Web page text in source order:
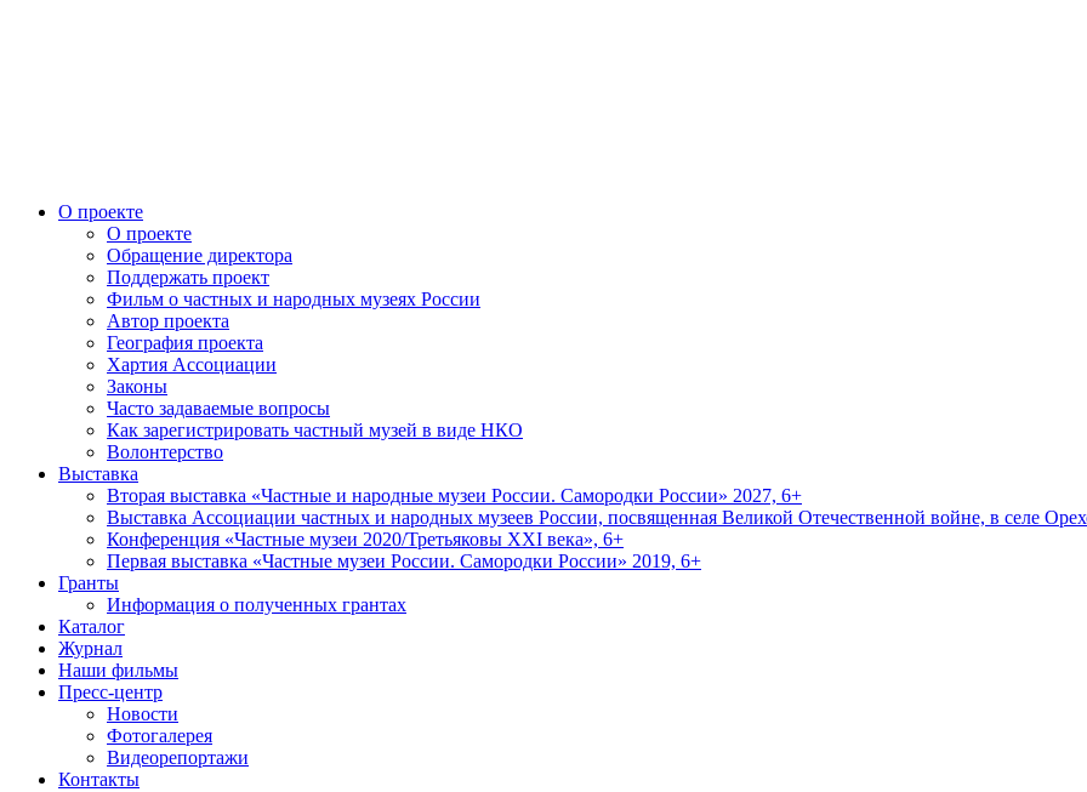
О проекте
О проекте
Обращение директора
Поддержать проект
Фильм о частных и народных музеях России
Автор проекта
География проекта
Хартия Ассоциации
Законы
Часто задаваемые вопросы
Как зарегистрировать частный музей в виде НКО
Волонтерство
Выставка
Вторая выставка «Частные и народные музеи России. Самородки России» 2027, 6+
Выставка Ассоциации частных и народных музеев России, посвященная Великой Отечественной войне, в селе
Конференция «Частные музеи 2020/Третьяковы XXI века», 6+
Первая выставка «Частные музеи России. Самородки России» 2019, 6+
Гранты
Информация о полученных грантах
Каталог
Журнал
Наши фильмы
Пресс-центр
Новости
Фотогалерея
Видеорепортажи
Контакты